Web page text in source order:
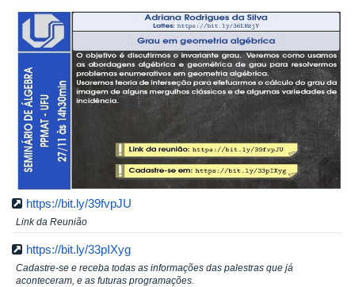
https://bit.ly/39fvpJU
Link da Reunião
https://bit.ly/33pIXyg
Cadastre-se e receba todas as informações das palestras que já
aconteceram, e as futuras programações.